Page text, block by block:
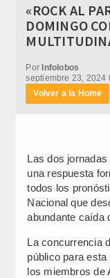
«ROCK AL
DOMINGO
PorInfolobos
septiembre 23, 2024
Volver a la Home
Las dos
una respuesta
todos los
Nacional que
abundante caída
La concurrencia
público para
los miembros de